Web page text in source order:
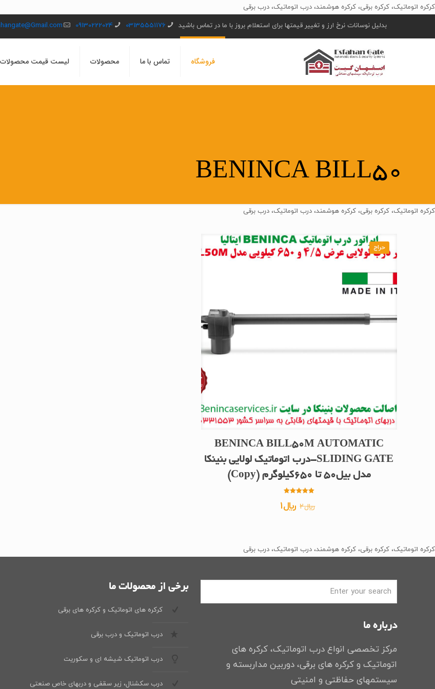
کرکره اتوماتیک، کرکره برقی، کرکره هوشمند، درب اتوماتیک، درب برقی
بدلیل نوسانات نرخ ارز و تغییر قیمتها برای استعلام بروز با ما در تماس باشید
03135551176
09130222024
فروشگاه تماس با ما محصولات لیست قیمت محصولات
BENINCA BILL50
کرکره اتوماتیک، کرکره برقی، کرکره هوشمند، درب اتوماتیک، درب برقی
حراج
BENINCA BILL50M AUTOMATIC
SLIDING GATE-درب اتوماتیک لولایی بنینکا
مدل بیل50 تا 650کیلوگرم (Copy)
5.00
از 5 ﷼2 قیمت
بود.
﷼1قیمت
است.
کرکره اتوماتیک، کرکره برقی، کرکره هوشمند، درب اتوماتیک، درب برقی
درباره ما
مرکز تخصصی انواع درب اتوماتیک، کرکره های
اتوماتیک و کرکره های برقی، دوربین مداربسته و
سیستمهای حفاظتی و امنیتی
برخی از محصولات ما
کرکره های اتوماتیک و کرکره های برقی
درب اتوماتیک و درب برقی
درب اتوماتیک شیشه ای و سکوریت
درب سکشنال، زیر سقفی و دربهای خاص صنعتی